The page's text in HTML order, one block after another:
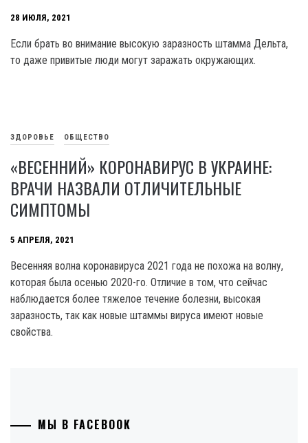
28 ИЮЛЯ, 2021
Если брать во внимание высокую заразность штамма Дельта,
то даже привитые люди могут заражать окружающих.
ЗДОРОВЬЕ ОБЩЕСТВО
«ВЕСЕННИЙ» КОРОНАВИРУС В УКРАИНЕ:
ВРАЧИ НАЗВАЛИ ОТЛИЧИТЕЛЬНЫЕ
СИМПТОМЫ
5 АПРЕЛЯ, 2021
Весенняя волна коронавируса 2021 года не похожа на волну,
которая была осенью 2020-го. Отличие в том, что сейчас
наблюдается более тяжелое течение болезни, высокая
заразность, так как новые штаммы вируса имеют новые
свойства.
МЫ В FACEBOOK